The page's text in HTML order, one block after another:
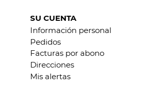
SU CUENTA
Información personal
Pedidos
Facturas por abono
Direcciones
Mis alertas